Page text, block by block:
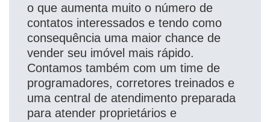
o que aumenta muito o número de
contatos interessados e tendo como
consequência uma maior chance de
vender seu imóvel mais rápido.
Contamos também com um time de
programadores, corretores treinados e
uma central de atendimento preparada
para atender proprietários e